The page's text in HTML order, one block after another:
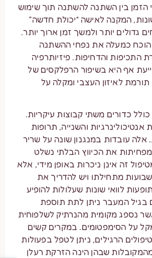
הזמן בין השתנה להשתנה תוך שימוש
המקנה לאישה “יכולת חדשה”
גדולים יותר ולמשך זמן ארוך יותר.
הוכח כמעלה את נפחי ההשתנה
התכיפות והדחיפות. פיזיותרפיה
אף היא בשיפור הרפלקסים של
לאיזון העצבי ומקלה על
כדורים משתי קבוצות עיקריות.
והשנייה, תרופות
אלה עובדות במנגנון שונה על שריר
את הכיווץ הבלתי נשלט
זה אינן ניכרות באופן מידי, אלא
מתחילתו ויש להדריך את
לוואי שונות שעלולות להופיע
בגיל המעבר ניתן לתת תוספת
אשר נספג מקומית מהנרתיק לשלפוחית
על הסימפטומים. במקרים קשים
הרגילים, ניתן לטפל בפעולות
שבהן הינה הזרקת רעלן